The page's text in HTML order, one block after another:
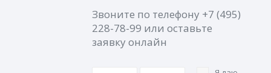
Звоните по телефону +7 (495)
228-78-99 или оставьте
заявку онлайн